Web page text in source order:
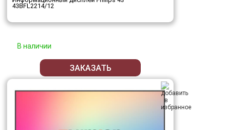
43BFL2214/12
В наличии
ЗАКАЗАТЬ